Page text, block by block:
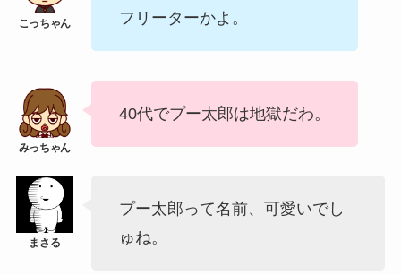
フリーターかよ。
40代でプー太郎は地獄だわ。
プー太郎って名前、可愛いでし
ゅね。